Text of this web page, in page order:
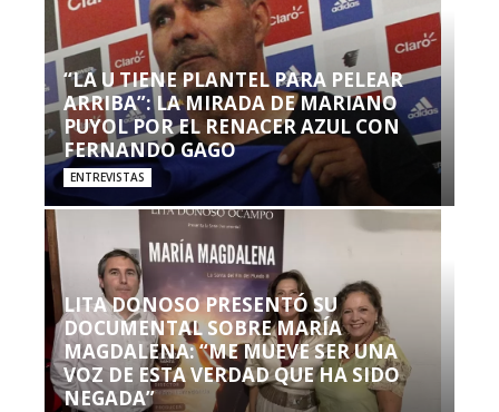
“LA U TIENE PLANTEL PARA PELEAR
ARRIBA”: LA MIRADA DE MARIANO
PUYOL POR EL RENACER AZUL CON
FERNANDO GAGO
ENTREVISTAS
LITA DONOSO PRESENTÓ SU
DOCUMENTAL SOBRE MARÍA
MAGDALENA: “ME MUEVE SER UNA
VOZ DE ESTA VERDAD QUE HA SIDO
NEGADA”